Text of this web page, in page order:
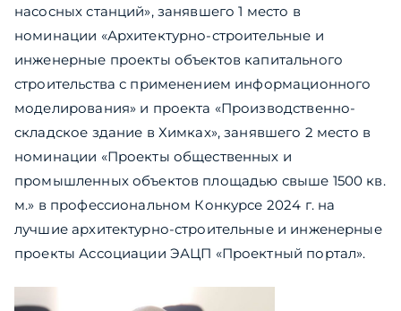
насосных станций», занявшего 1 место в
номинации «Архитектурно-строительные и
инженерные проекты объектов капитального
строительства с применением информационного
моделирования» и проекта «Производственно-
складское здание в Химках», занявшего 2 место в
номинации «Проекты общественных и
промышленных объектов площадью свыше 1500 кв.
м.» в профессиональном Конкурсе 2024 г. на
лучшие архитектурно-строительные и инженерные
проекты Ассоциации ЭАЦП «Проектный портал».